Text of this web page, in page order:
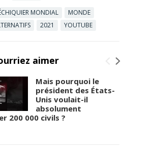
MONDIAL
MONDE
2021 YOUTUBE
aimer
Mais pourquoi le
président des États-
Unis voulait-il
absolument
200 000 civils ?